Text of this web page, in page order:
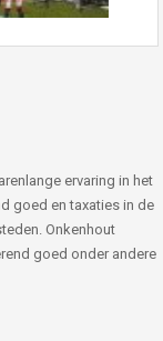
ervaring in het
goed en taxaties in de
Onkenhout
goed onder andere